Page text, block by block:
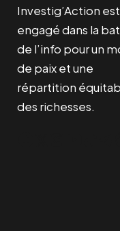
Investig’Action est
engagé dans la
de l’info pour un
de paix et une
répartition
des richesses.